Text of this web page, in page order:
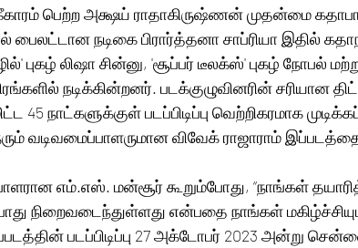
பெற்ற அக்ஷய் ராதாகிருஷ்ணன் முதன்மை
பைலட்டான நடிகை பிரார்த்தனா சாப்ரியா இதில்
புகழ் லிஷா சின்னு, 'சூப்பர் டீலக்ஸ்' புகழ் நோபல்
நடிக்கின்றனர். படக்குழுவினரின் சரியான
45 நாட்களுக்குள் படப்பிடிப்பு வெற்றிகரமாக
வடிவமைப்பாளருமான விவேக் ராஜாராம்
எம்.எஸ். மன்சூர் கூறும்போது, ​​“நாங்கள்
நிறைவடைந்துள்ளது என்பதை நாங்கள்
படப்பிடிப்பு 27 அக்டோபர் 2023 அன்று